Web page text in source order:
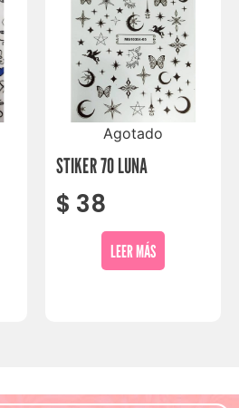
Agotado
STIKER 70 LUNA
$ 38
LEER MÁS